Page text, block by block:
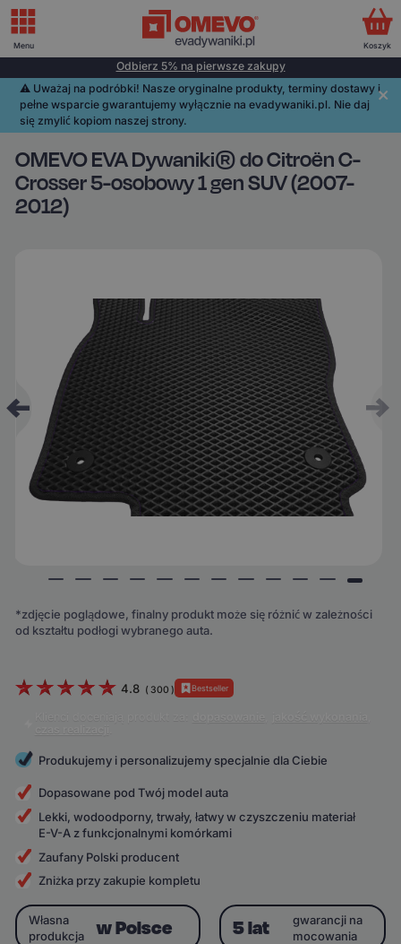
Odbierz 5% na pierwsze zakupy
⚠️️ Uważaj na podróbki! Nasze oryginalne produkty, terminy dostawy i
pełne wsparcie gwarantujemy wyłącznie na evadywaniki.pl. Nie daj
się zmylić kopiom naszej strony.
OMEVO EVA Dywaniki® do Citroën C-
Crosser 5-osobowy 1 gen SUV (2007-
2012)
*zdjęcie poglądowe, finalny produkt może się różnić w zależności
od kształtu podłogi wybranego auta.
4.8 ( 300 ) Bestseller
Klienci doceniają produkt za: dopasowanie
czas realizacji
Produkujemy i personalizujemy specjalnie dla Ciebie
Dopasowane pod Twój model auta
Lekki, wodoodporny, trwały, łatwy w czyszczeniu materiał
E-V-A z funkcjonalnymi komórkami
Zaufany Polski producent
Zniżka przy zakupie kompletu
Własna
produkcja
w Polsce 5 lat
gwarancji na
mocowania
Menu Koszyk